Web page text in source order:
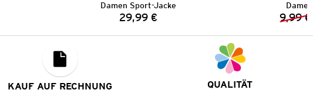
Damen Sport-Jacke
Preis:
29,99 € 9,99 €
KAUF AUF RECHNUNG QUALITÄT